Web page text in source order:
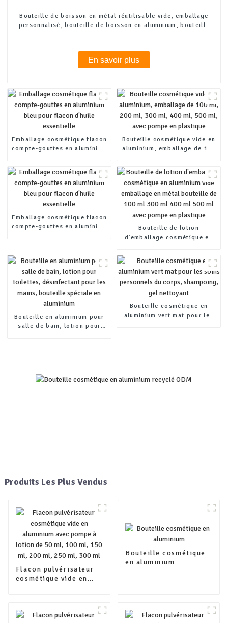
Bouteille de boisson en métal réutilisable vide, emballage
personnalisé, bouteille de boisson en aluminium, bouteille
En savoir plus
Emballage cosmétique flacon
compte-gouttes en aluminium
Bouteille cosmétique vide en
aluminium, emballage de 100
500 ml, avec pompe en
plastique
Emballage cosmétique flacon
compte-gouttes en aluminium
Bouteille de lotion
d'emballage cosmétique en
métal bouteille de 100 ml 300
ml 400 ml 500 ml avec pompe
en plastique
Bouteille en aluminium pour
salle de bain, lotion pour
Bouteille cosmétique en
aluminium vert mat pour les
Produits Les Plus Vendus
Flacon pulvérisateur
cosmétique vide en
250 ml, 300 ml
Bouteille cosmétique
en aluminium